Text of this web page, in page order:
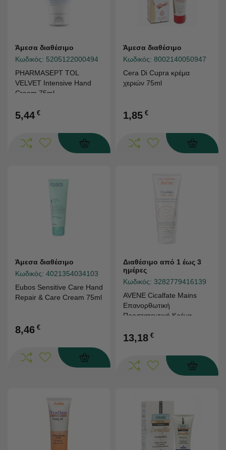
Άμεσα διαθέσιμο
Κωδικός: 5205122000494
PHARMASEPT TOL
VELVET Intensive Hand
Cream 75ml
5,44 €
Άμεσα διαθέσιμο
Κωδικός: 8002140050947
Cera Di Cupra κρέμα
χεριών 75ml
1,85 €
Άμεσα διαθέσιμο
Κωδικός: 4021354034103
Eubos Sensitive Care Hand
Repair & Care Cream 75ml
8,46 €
Διαθέσιμο από 1 έως 3
ημέρες
Κωδικός: 3282779416139
AVENE Cicalfate Mains
Επανορθωτική
Προστατευτική Κρέμα
Ερεθισμένα Χέρια) 100ml
13,18 €